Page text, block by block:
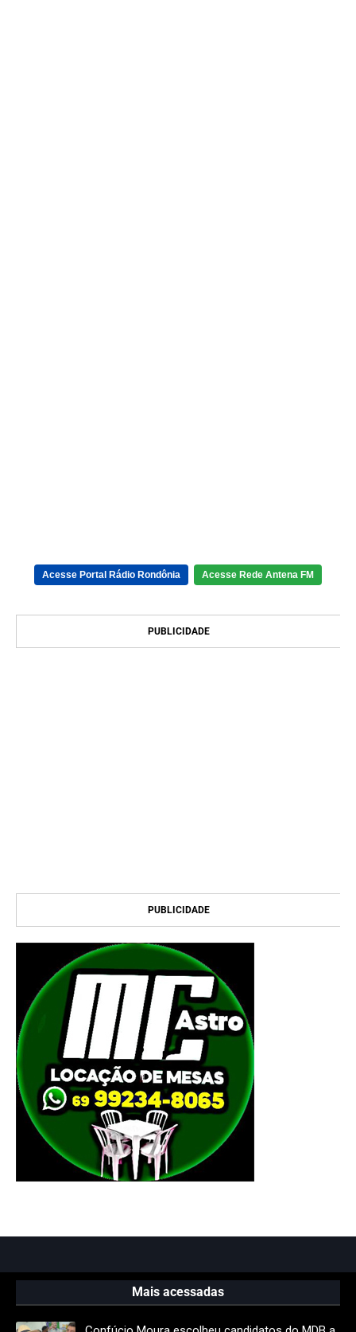
Acesse Portal Rádio Rondônia Acesse Rede Antena FM
PUBLICIDADE
PUBLICIDADE
Mais acessadas